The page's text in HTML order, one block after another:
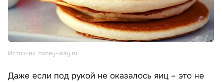
Источник: honey-way.ru
Даже если под рукой не оказалось яиц – это не